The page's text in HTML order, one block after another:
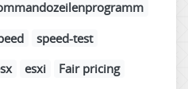
speed-test
esxi
Fair pricing